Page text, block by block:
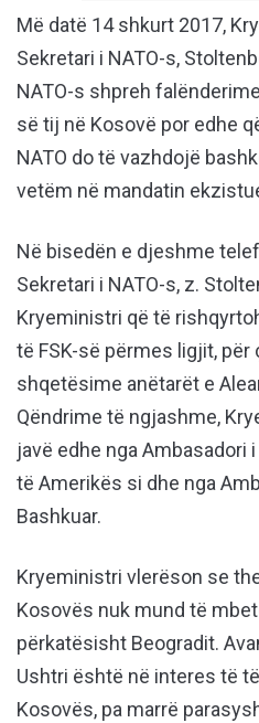
Më datë 14 shkurt 2017,
Sekretari i NATO-s,
NATO-s shpreh
së tij në Kosovë por edhe
NATO do të vazhdojë
vetëm në mandatin
Në bisedën e djeshme
Sekretari i NATO-s, z.
Kryeministri që të
të FSK-së përmes ligjit, për
shqetësime anëtarët e
Qëndrime të ngjashme,
javë edhe nga Ambasadori
të Amerikës si dhe nga
Bashkuar.
Kryeministri vlerëson se
Kosovës nuk mund të
përkatësisht Beogradit.
Ushtri është në interes të
Kosovës, pa marrë